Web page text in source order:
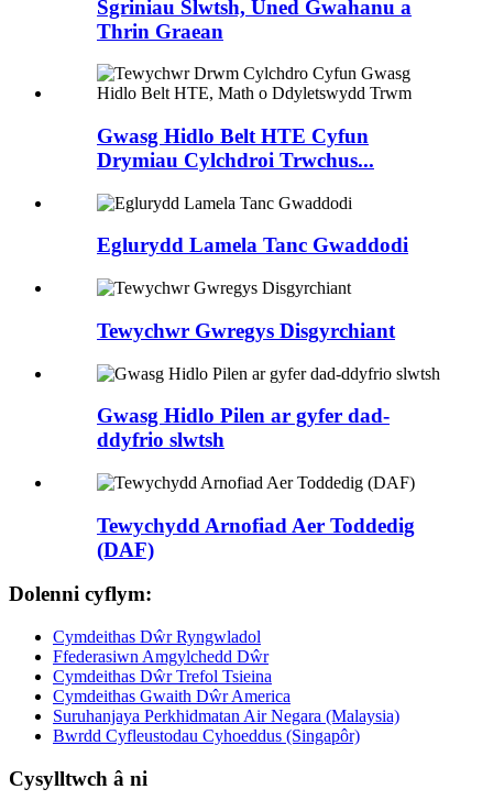
Sgriniau Slwtsh, Uned Gwahanu a
Thrin Graean
Gwasg Hidlo Belt HTE Cyfun
Drymiau Cylchdroi Trwchus...
Eglurydd Lamela Tanc Gwaddodi
Tewychwr Gwregys Disgyrchiant
Gwasg Hidlo Pilen ar gyfer dad-
ddyfrio slwtsh
Tewychydd Arnofiad Aer Toddedig
(DAF)
Dolenni cyflym:
Cymdeithas Dŵr Ryngwladol
Ffederasiwn Amgylchedd Dŵr
Cymdeithas Dŵr Trefol Tsieina
Cymdeithas Gwaith Dŵr America
Suruhanjaya Perkhidmatan Air Negara (Malaysia)
Bwrdd Cyfleustodau Cyhoeddus (Singapôr)
Cysylltwch â ni